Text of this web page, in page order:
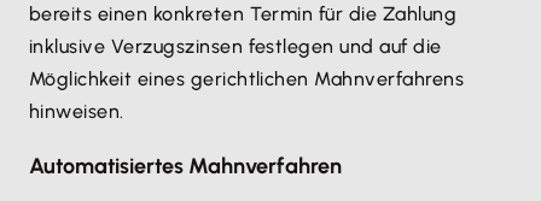
bereits einen konkreten Termin für die Zahlung
inklusive Verzugszinsen festlegen und auf die
Möglichkeit eines gerichtlichen Mahnverfahrens
hinweisen.
Automatisiertes Mahnverfahren